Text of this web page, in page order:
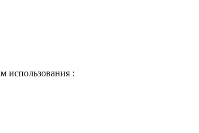
использования :